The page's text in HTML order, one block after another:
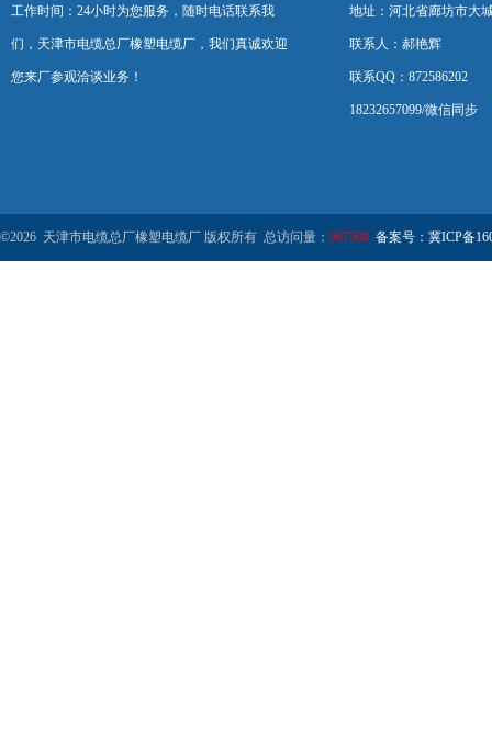
工作时间：24小时为您服务，随时电话联系我
们，天津市电缆总厂橡塑电缆厂，我们真诚欢迎
您来厂参观洽谈业务！
地址：河北省廊坊市大
联系人：郝艳辉
联系QQ：872586202
18232657099/微信同步
©2026 天津市电缆总厂橡塑电缆厂 版权所有 总访问量： 967508 备案号：冀ICP备